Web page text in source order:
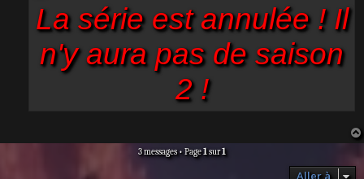
La série est annulée ! Il
n'y aura pas de saison
2 !
3 messages • Page1sur1
Aller à